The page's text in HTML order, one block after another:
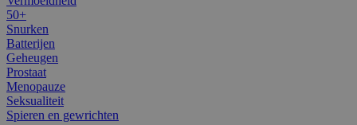
50+
Snurken
Batterijen
Geheugen
Prostaat
Menopauze
Seksualiteit
Spieren en gewrichten